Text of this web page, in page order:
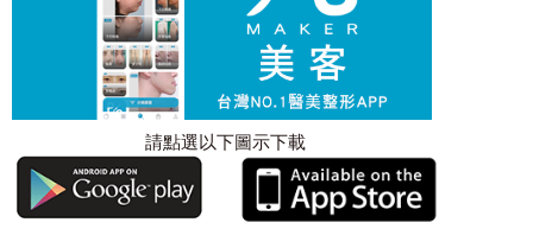
請點選以下圖示下載